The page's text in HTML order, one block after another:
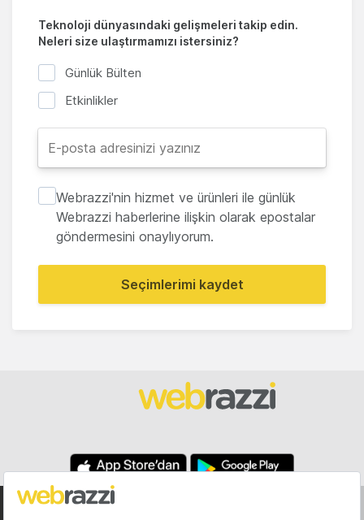
Teknoloji dünyasındaki gelişmeleri takip edin.
Neleri size ulaştırmamızı istersiniz?
Günlük Bülten
Etkinlikler
Webrazzi'nin hizmet ve ürünleri ile günlük
Webrazzi haberlerine ilişkin olarak epostalar
göndermesini onaylıyorum.
Seçimlerimi kaydet